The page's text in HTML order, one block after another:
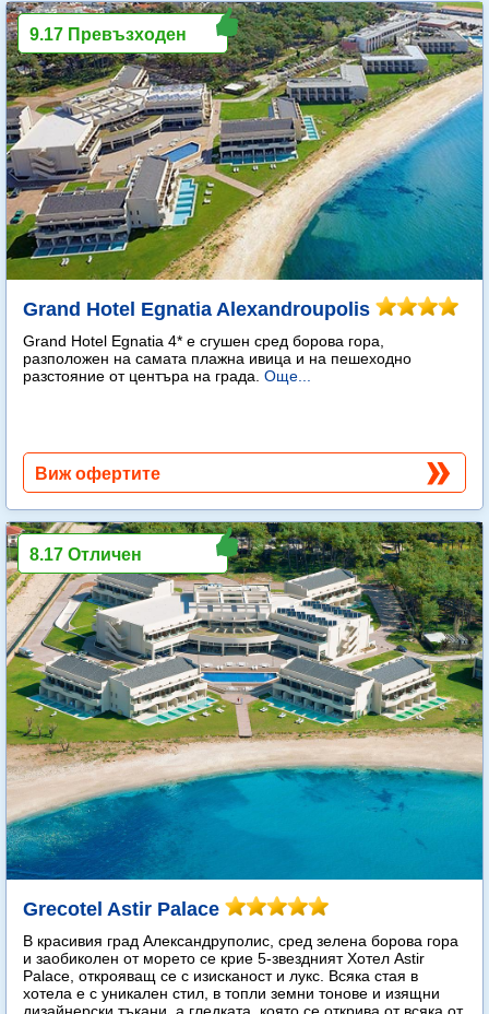
Grand Hotel Egnatia Alexandroupolis
Grand Hotel Egnatia 4* e сгушен сред борова гора,
разположен на самата плажна ивица и на пешеходно
разстояние от центъра на града. Още...
9.17 Превъзходен
Виж офертите
Grecotel Astir Palace
В красивия град Александруполис, сред зелена борова гора
и заобиколен от морето се крие 5-звездният Хотел Astir
Palace, открояващ се с изисканост и лукс. Всяка стая в
хотела е с уникален стил, в топли земни тонове и изящни
8.17 Отличен